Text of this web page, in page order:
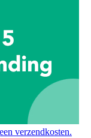
verzendkosten.